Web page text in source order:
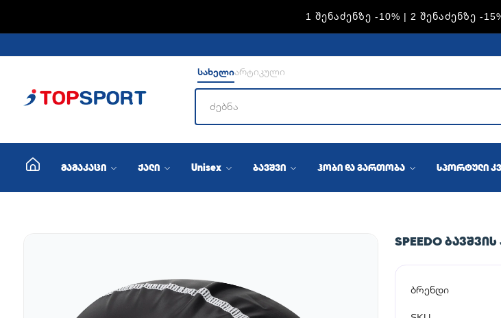
1 ᲨᲔᲜᲐᲫᲔᲜᲖᲔ -10% | 2 ᲨᲔᲜᲐᲫᲔᲜᲖᲔ -
სახელიარტიკული
მამაკაცი ქალი Unisex ბავშვი ჰობი და გართობა სპორტული
SPEEDO
ბრენდი